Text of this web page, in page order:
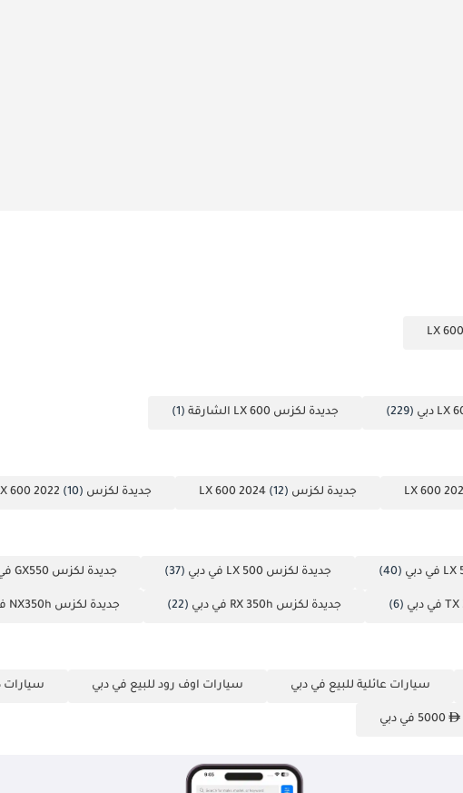
(229) جديدة لكزس LX 600 الشارقة (1)
جديدة لكزس LX 600 2024 (12) جديدة لكزس LX 600 2022 (10)
(40) جديدة لكزس LX 500 في دبي (37) جديدة لكزس GX550 في دبي
(6) جديدة لكزس RX 350h في دبي (22) جديدة لكزس NX350h في دبي
سيارات عائلية للبيع في دبي سيارات اوف رود للبيع في دبي سيارات
5000 في دبي